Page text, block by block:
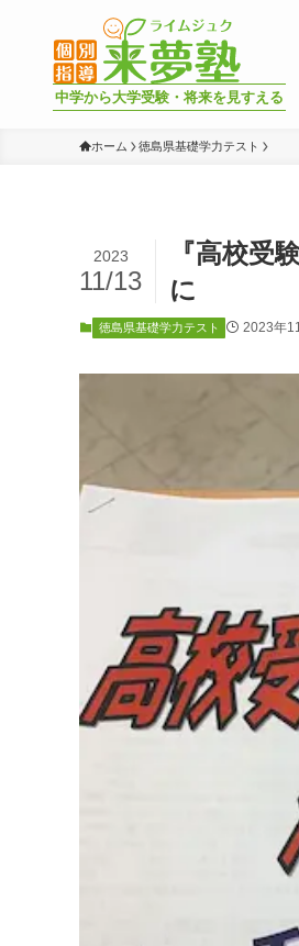
中学から大学受験・将来を見すえる
ホーム 徳島県基礎学力テスト
『高校受
に
2023
11/13
徳島県基礎学力テスト 2023年